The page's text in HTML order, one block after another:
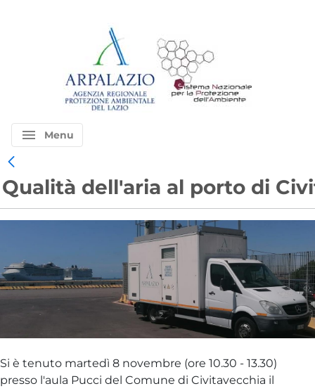
menu Menu
Qualità dell'aria al porto di
Si è tenuto martedì 8 novembre (ore 10.30 - 13.30)
presso l'aula Pucci del Comune di Civitavecchia il